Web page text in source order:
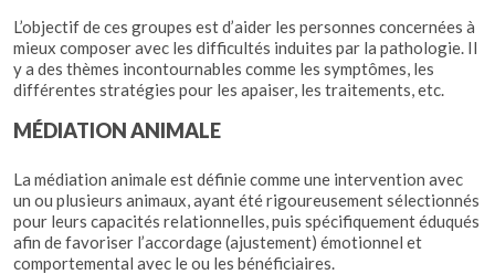
L’objectif de ces groupes est d’aider les personnes concernées à
mieux composer avec les difficultés induites par la pathologie. Il
y a des thèmes incontournables comme les symptômes, les
différentes stratégies pour les apaiser, les traitements, etc.
MÉDIATION ANIMALE
La médiation animale est définie comme une intervention avec
un ou plusieurs animaux, ayant été rigoureusement sélectionnés
pour leurs capacités relationnelles, puis spécifiquement éduqués
afin de favoriser l’accordage (ajustement) émotionnel et
comportemental avec le ou les bénéficiaires.